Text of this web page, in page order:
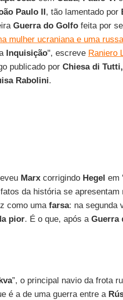
Paulo II, tão lamentado por
Guerra do Golfofeita por
mulher ucraniana e uma
Inquisição", escreve Raniero
publicado por Chiesa di
Rabolini.
Marxcorrigindo Hegel em
da história se
como uma farsa: na segunda
pior. É o que, após a Guerra
”, o principal navio da frota
é a de uma guerra entre a